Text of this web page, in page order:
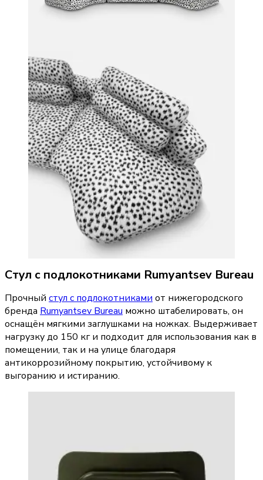
Стул с подлокотниками Rumyantsev Bureau
Прочный стул с подлокотниками от нижегородского
бренда Rumyantsev Bureau можно штабелировать, он
оснащён мягкими заглушками на ножках. Выдерживает
нагрузку до 150 кг и подходит для использования как в
помещении, так и на улице благодаря
антикоррозийному покрытию, устойчивому к
выгоранию и истиранию.